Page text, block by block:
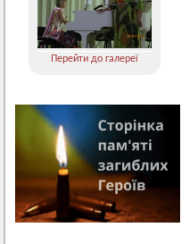
Перейти до галереї